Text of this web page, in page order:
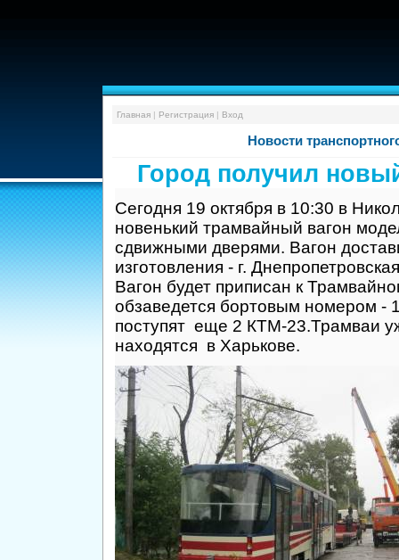
Главная| Регистрация| Вход
Новости
Город получил
Сегодня 19 октября в 10:30 в
новенький трамвайный вагон
сдвижными дверями. Вагон
изготовления - г.
Вагон будет приписан к
обзаведется бортовым номером -
поступят еще 2 КТМ-23.Трамваи
находятся в Харькове.